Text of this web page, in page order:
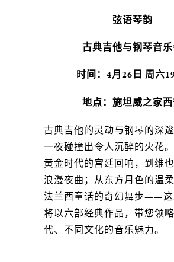
弦语琴韵
古典吉他与钢琴音
时间：4月26日 周六
地点：施坦威之家
古典吉他的灵动与钢琴的深
一夜碰撞出令人沉醉的火花
黄金时代的宫廷回响，到维
浪漫夜曲；从东方月色的温
法兰西童话的奇幻舞步——
将以六部经典作品，带您领
代、不同文化的音乐魅力。